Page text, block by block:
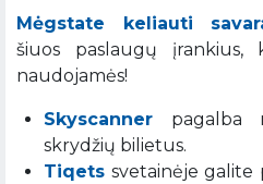
Mėgstate keliauti
šiuos paslaugų įrankius,
naudojamės!
Skyscanner pagalba
skrydžių bilietus.
Tiqets svetainėje galite